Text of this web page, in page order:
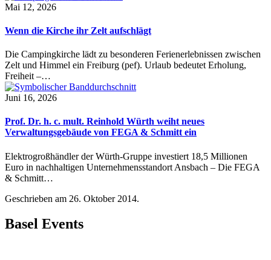
Mai 12, 2026
Wenn die Kirche ihr Zelt aufschlägt
Die Campingkirche lädt zu besonderen Ferienerlebnissen zwischen
Zelt und Himmel ein Freiburg (pef). Urlaub bedeutet Erholung,
Freiheit –…
Juni 16, 2026
Prof. Dr. h. c. mult. Reinhold Würth weiht neues
Verwaltungsgebäude von FEGA & Schmitt ein
Elektrogroßhändler der Würth-Gruppe investiert 18,5 Millionen
Euro in nachhaltigen Unternehmensstandort Ansbach – Die FEGA
& Schmitt…
Geschrieben am 26. Oktober 2014.
Basel Events